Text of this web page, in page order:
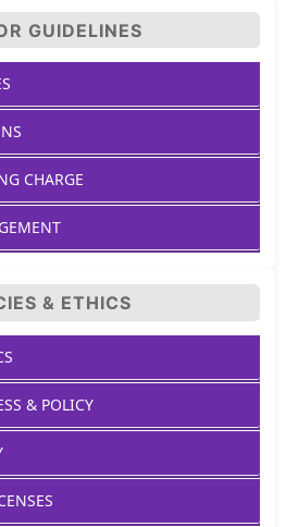
GUIDELINES
CHARGE
& ETHICS
& POLICY